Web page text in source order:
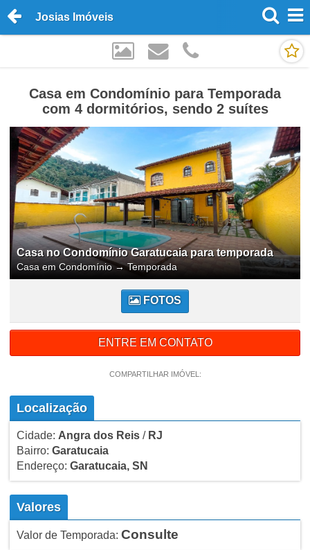
Josias Imóveis
Casa em Condomínio para Temporada
com 4 dormitórios, sendo 2 suítes
Casa no Condomínio Garatucaia para temporada
Casa em Condomínio →Temporada
FOTOS
ENTRE EM CONTATO
COMPARTILHAR IMÓVEL:
Localização
Cidade: Angra dos Reis/ RJ
Bairro: Garatucaia
Endereço: Garatucaia, SN
Valores
Valor de Temporada: Consulte